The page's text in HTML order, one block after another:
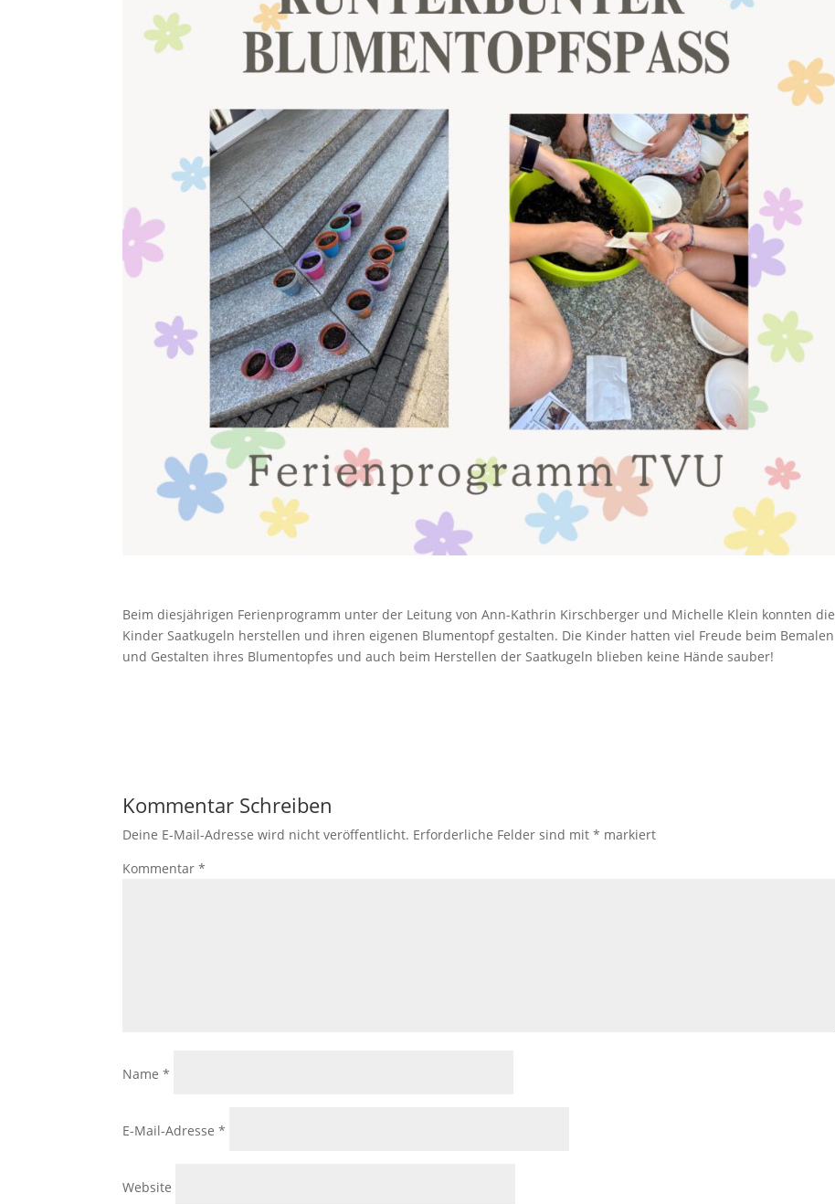
Beim diesjährigen Ferienprogramm unter der Leitung von Ann-Kathrin Kirschberger und Michelle Klein konnten die
Kinder Saatkugeln herstellen und ihren eigenen Blumentopf gestalten. Die Kinder hatten viel Freude beim Bemalen
und Gestalten ihres Blumentopfes und auch beim Herstellen der Saatkugeln blieben keine Hände sauber!
Kommentar Schreiben
Deine E-Mail-Adresse wird nicht veröffentlicht. Erforderliche Felder sind mit* markiert
Kommentar*
Name*
E-Mail-Adresse*
Website